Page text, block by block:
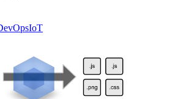
IoT